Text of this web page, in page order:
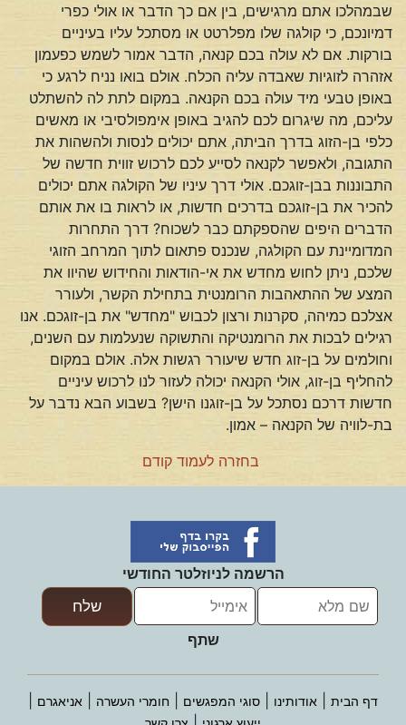
שבמהלכו אתם מרגישים, בין אם כך הדבר או אולי כפרי
דמיונכם, כי קולגה שלו מפלרטט או מסתכל עליו בעיניים
בורקות. אם לא עולה בכם קנאה, הדבר אמור לשמש כפעמון
אזהרה לזוגיות שאבדה עליה הכלח. אולם בואו נניח לרגע כי
באופן טבעי מיד עולה בכם הקנאה. במקום לתת לה להשתלט
עליכם, מה שיגרום לכם להגיב באופן אימפולסיבי או מאשים
כלפי בן-הזוג בדרך הביתה, אתם יכולים לנסות ולהשהות את
התגובה, ולאפשר לקנאה לסייע לכם לרכוש זווית חדשה של
התבוננות בבן-זוגכם. אולי דרך עיניו של הקולגה אתם יכולים
להכיר את בן-זוגכם בדרכים חדשות, או לראות בו את אותם
הדברים היפים שהספקתם כבר לשכוח? דרך התחרות
המדומיינת עם הקולגה, שנכנס פתאום לתוך המרחב הזוגי
שלכם, ניתן לחוש מחדש את אי-הודאות והחידוש שהיוו את
המצע של ההתאהבות הרומנטית בתחילת הקשר, ולעורר
אצלכם כמיהה, סקרנות ורצון לכבוש "מחדש" את בן-זוגכם. אנו
רגילים לבכות את הרומנטיקה והתשוקה שנעלמות עם השנים,
וחולמים על בן-זוג חדש שיעורר רגשות אלה. אולם במקום
להחליף בן-זוג, אולי הקנאה יכולה לעזור לנו לרכוש עיניים
חדשות דרכם נסתכל על בן-זוגנו הישן? בשבוע הבא נדבר על
בת-לוויה של הקנאה – אמון.
בחזרה לעמוד קודם
הרשמה לניוזלטר החודשי
שתף
דף הבית אודותינו סוגי המפגשים חומרי העשרה אניאגרם